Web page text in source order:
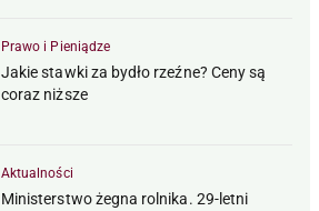
Prawo i Pieniądze
Jakie stawki za bydło rzeźne? Ceny są
coraz niższe
Aktualności
Ministerstwo żegna rolnika. 29-letni